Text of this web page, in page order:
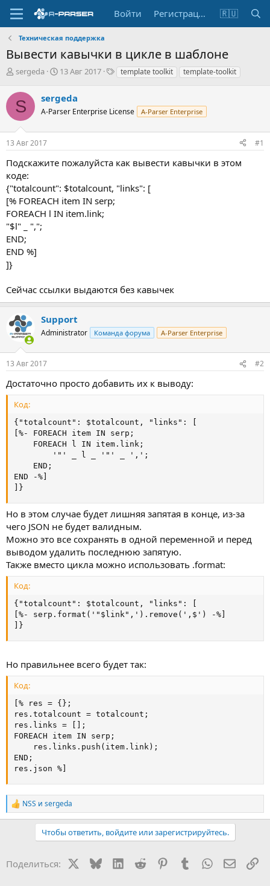
Войти Регистрация 🇷🇺
Техническая поддержка
Вывести кавычки в цикле в шаблоне
А
т
о
р
е
м
sergeda
Д
а
н
ч
а
13 Авг 2017
Тtemplate toolkit template-toolkit
S sergeda
A-Parser Enterprise License A-Parser Enterprise
13 Авг 2017 #1
Подскажите пожалуйста как вывести кавычки в этом
коде:
{"totalcount": $totalcount, "links": [
[% FOREACH item IN serp;
FOREACH l IN item.link;
"$l" _ ",";
END;
END %]
]}
Сейчас ссылки выдаются без кавычек
Support
Administrator Команда форума A-Parser Enterprise
13 Авг 2017 #2
Достаточно просто добавить их к выводу:
Код:
{"totalcount": $totalcount, "links": [
[%- FOREACH item IN serp;
    FOREACH l IN item.link;
        '"' _ l _ '"' _ ',';
    END;
END -%]
]}
Но в этом случае будет лишняя запятая в конце, из-за
чего JSON не будет валидным.
Можно это все сохранять в одной переменной и перед
выводом удалить последнюю запятую.
Также вместо цикла можно использовать .format:
Код:
{"totalcount": $totalcount, "links": [
[%- serp.format('"$link",').remove(',$') -%]
]}
Но правильнее всего будет так:
Код:
[% res = {};
res.totalcount = totalcount;
res.links = [];
FOREACH item IN serp;
    res.links.push(item.link);
END;
res.json %]
Р
е
и
NSS и sergeda
Чтобы ответить, войдите или зарегистрируйтесь.
Поделиться: BlueskyLinkedIn
Reddit PinterestTumblr WhatsApp